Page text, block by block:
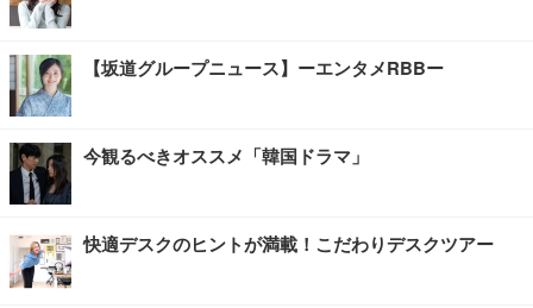
【坂道グループニュース】ーエンタメRBBー
今観るべきオススメ「韓国ドラマ」
快適デスクのヒントが満載！こだわりデスクツアー